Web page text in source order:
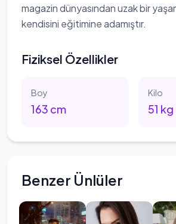
magazin dünyasından uzak bir
kendisini eğitimine adamıştır.
Fiziksel Özellikler
Boy
163 cm
Kilo
51 kg
Benzer Ünlüler